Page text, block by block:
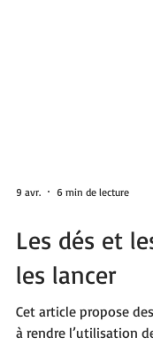
Les dés et
les lancer